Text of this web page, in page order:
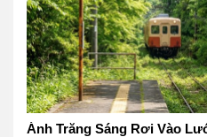
Ánh Trăng Sáng Rơi Vào